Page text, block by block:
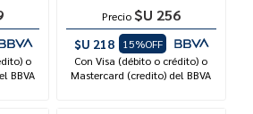
o
BBVA
Precio $U 256
$U 218
15%OFF
Con Visa (débito o crédito) o
Mastercard (credito) del BBVA